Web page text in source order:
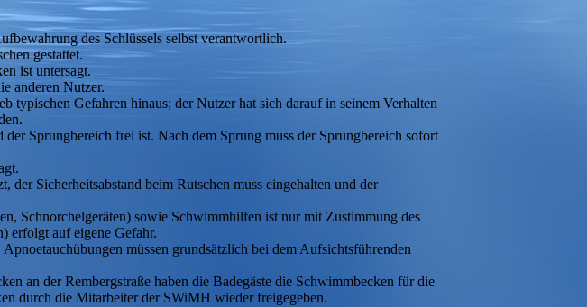
des Schlüssels selbst verantwortlich.
gestattet.
ist untersagt.
anderen Nutzer.
typischen Gefahren hinaus; der Nutzer hat sich darauf in seinem Verhalten
Sprungbereich frei ist. Nach dem Sprung muss der Sprungbereich sofort
der Sicherheitsabstand beim Rutschen muss eingehalten und der
Schnorchelgeräten) sowie Schwimmhilfen ist nur mit Zustimmung des
erfolgt auf eigene Gefahr.
müssen grundsätzlich bei dem Aufsichtsführenden
an der Rembergstraße haben die Badegäste die Schwimmbecken für die
durch die Mitarbeiter der SWiMH wieder freigegeben.